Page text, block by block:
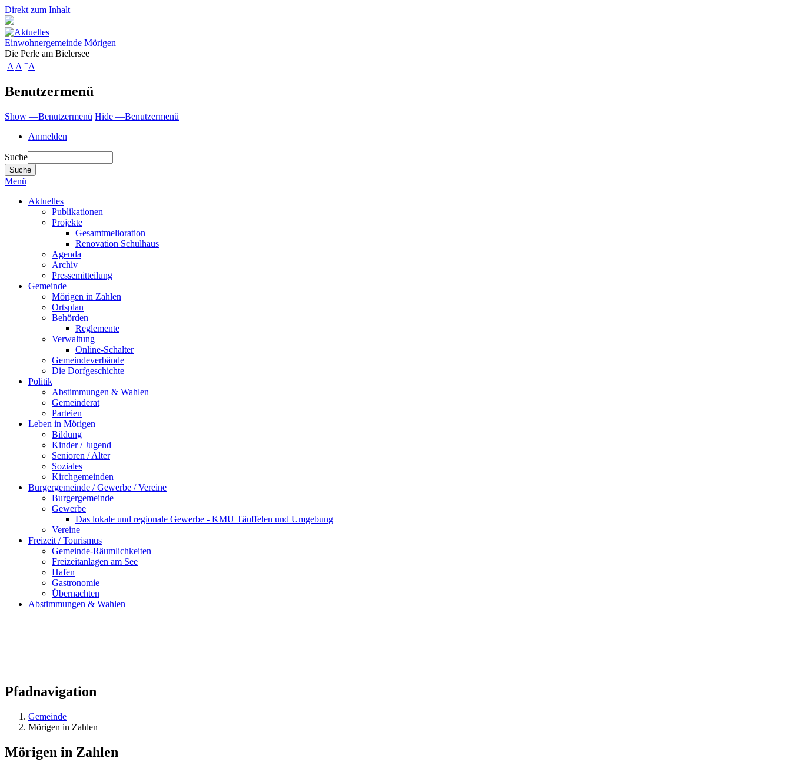
Direkt zum Inhalt
Einwohnergemeinde Mörigen
Die Perle am Bielersee
-A A +A
Benutzermenü
Show —Benutzermenü Hide —Benutzermenü
Anmelden
Suche
Menü
Aktuelles
Publikationen
Projekte
Gesamtmelioration
Renovation Schulhaus
Agenda
Archiv
Pressemitteilung
Gemeinde
Mörigen in Zahlen
Ortsplan
Behörden
Reglemente
Verwaltung
Online-Schalter
Gemeindeverbände
Die Dorfgeschichte
Politik
Abstimmungen & Wahlen
Gemeinderat
Parteien
Leben in Mörigen
Bildung
Kinder / Jugend
Senioren / Alter
Soziales
Kirchgemeinden
Burgergemeinde / Gewerbe / Vereine
Burgergemeinde
Gewerbe
Das lokale und regionale Gewerbe - KMU Täuffelen und Umgebung
Vereine
Freizeit / Tourismus
Gemeinde-Räumlichkeiten
Freizeitanlagen am See
Hafen
Gastronomie
Übernachten
Abstimmungen & Wahlen
Pfadnavigation
Gemeinde
Mörigen in Zahlen
Mörigen in Zahlen